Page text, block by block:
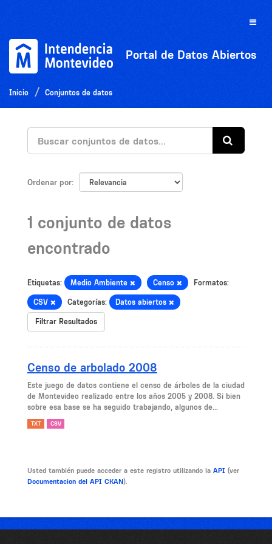
Toggle
Portal de Datos Abiertos
Inicio Conjuntos de datos
Ordenar por
1 conjunto de datos
encontrado
Etiquetas: Medio Ambiente Censo Formatos:
CSV Categorías: Datos abiertos
Filtrar Resultados
Censo de arbolado 2008
Este juego de datos contiene el censo de árboles de la ciudad
de Montevideo realizado entre los años 2005 y 2008. Si bien
sobre esa base se ha seguido trabajando, algunos de...
TXT CSV
Usted también puede acceder a este registro utilizando la API (ver
Documentacion del API CKAN).